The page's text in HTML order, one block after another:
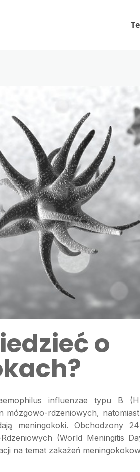
o
influenzae typu B
mózgowo-rdzeniowych,
meningokoki.
Obchodzony
(World Meningitis
na temat zakażeń